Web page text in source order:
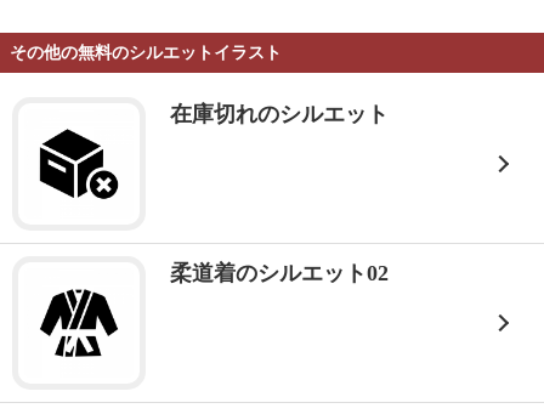
その他の無料のシルエットイラスト
在庫切れのシルエット
柔道着のシルエット02